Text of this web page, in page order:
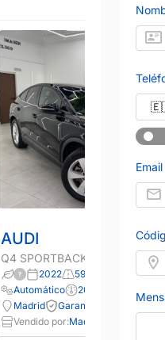
AUDI
Q4 SPORTBACK E-TRON
2022 59.000 km
Automático
204 CV
Negro
Madrid
Garantía 12 meses
Vendido por:Madrid Ocasion V.O.
Email